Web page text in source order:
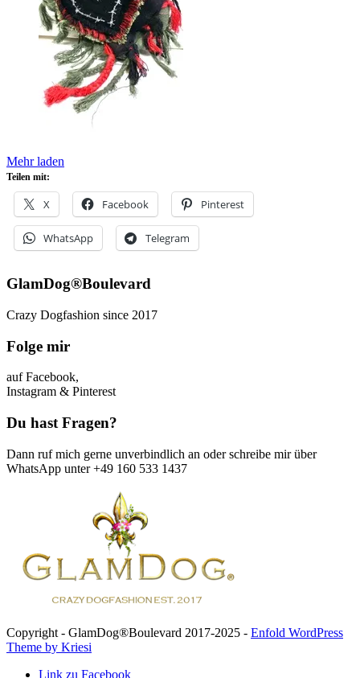
Mehr laden
Teilen mit:
X Facebook Pinterest
WhatsApp Telegram
GlamDog®Boulevard
Crazy Dogfashion since 2017
Folge mir
auf Facebook,
Instagram & Pinterest
Du hast Fragen?
Dann ruf mich gerne unverbindlich an oder schreibe mir über
WhatsApp unter +49 160 533 1437
Copyright - GlamDog®Boulevard 2017-2025 - Enfold WordPress
Theme by Kriesi
Link zu Facebook